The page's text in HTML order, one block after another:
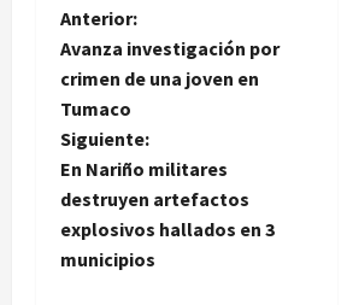
N
a
v
e
g
a
Anterior:
Avanza investigación por
crimen de una joven en
Tumaco
Siguiente:
En Nariño militares
destruyen artefactos
explosivos hallados en 3
municipios